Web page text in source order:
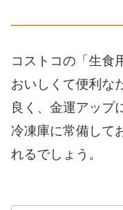
コストコの「生食
おいしくて便利な
良く、金運アップ
冷凍庫に常備して
れるでしょう。